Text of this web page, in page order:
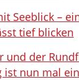
Seeblick –
tief blicken
und der
ist nun mal ein